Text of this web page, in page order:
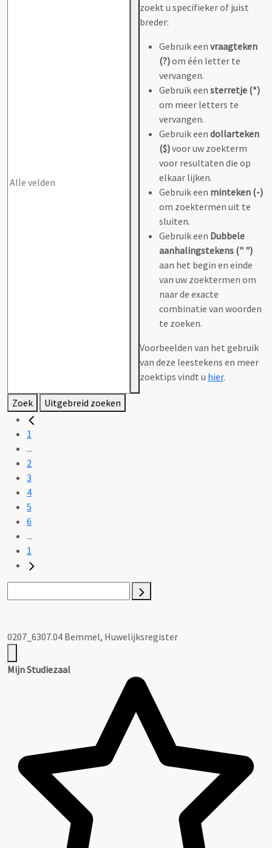
zoekt u specifieker of juist
breder:
Gebruik een vraagteken
(?)om één letter te
vervangen.
Gebruik een sterretje (*)
om meer letters te
vervangen.
Gebruik een dollarteken
($)voor uw zoekterm
voor resultaten die op
elkaar lijken.
Gebruik een minteken (-)
om zoektermen uit te
sluiten.
Gebruik een Dubbele
aanhalingstekens (" ")
aan het begin en einde
van uw zoektermen om
naar de exacte
combinatie van woorden
te zoeken.
Voorbeelden van het gebruik
van deze leestekens en meer
zoektips vindt u hier.
Zoek Uitgebreid zoeken
1
...
2
3
4
5
6
...
1
0207_6307.04 Bemmel, Huwelijksregister
Mijn Studiezaal